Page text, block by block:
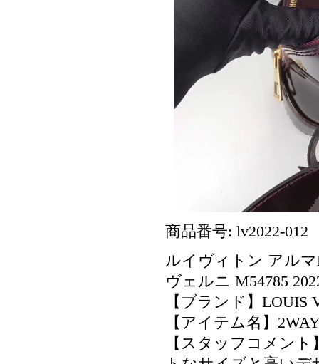
商品番号: lv2022-012
ルイヴィトン アル
ヴェルニ M54785
【ブランド】
【アイテム名】
【スタッフコメン